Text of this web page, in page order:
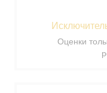
Оценки